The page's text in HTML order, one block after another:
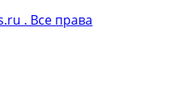
. Все права